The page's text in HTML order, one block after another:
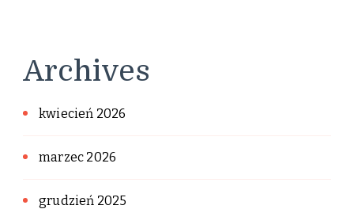
Archives
kwiecień 2026
marzec 2026
grudzień 2025